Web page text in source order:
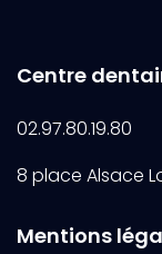
Centre
02.97.80.19.80
8 place Alsace
Mentions